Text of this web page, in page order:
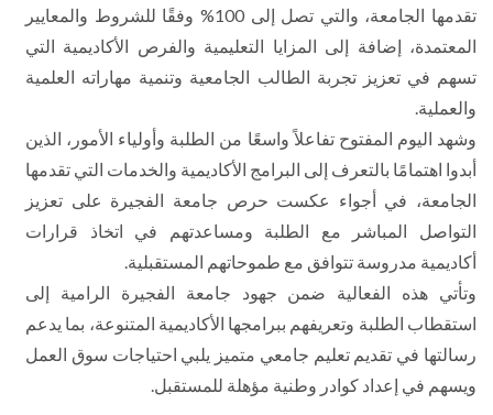
تقدمها الجامعة، والتي تصل إلى 100% وفقًا للشروط والمعايير
المعتمدة، إضافة إلى المزايا التعليمية والفرص الأكاديمية التي
تسهم في تعزيز تجربة الطالب الجامعية وتنمية مهاراته العلمية
والعملية.
وشهد اليوم المفتوح تفاعلاً واسعًا من الطلبة وأولياء الأمور، الذين
أبدوا اهتمامًا بالتعرف إلى البرامج الأكاديمية والخدمات التي تقدمها
الجامعة، في أجواء عكست حرص جامعة الفجيرة على تعزيز
التواصل المباشر مع الطلبة ومساعدتهم في اتخاذ قرارات
أكاديمية مدروسة تتوافق مع طموحاتهم المستقبلية.
وتأتي هذه الفعالية ضمن جهود جامعة الفجيرة الرامية إلى
استقطاب الطلبة وتعريفهم ببرامجها الأكاديمية المتنوعة، بما يدعم
رسالتها في تقديم تعليم جامعي متميز يلبي احتياجات سوق العمل
ويسهم في إعداد كوادر وطنية مؤهلة للمستقبل.